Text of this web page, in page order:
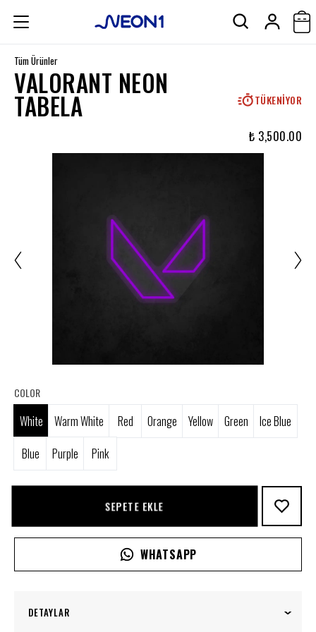
Tüm Ürünler
VALORANT NEON
TABELA TÜKENIYOR
₺ 3,500.00
COLOR
White Warm White Red Orange Yellow Green
Ice Blue
Blue
Purple Pink
SEPETE EKLE
WHATSAPP
DETAYLAR